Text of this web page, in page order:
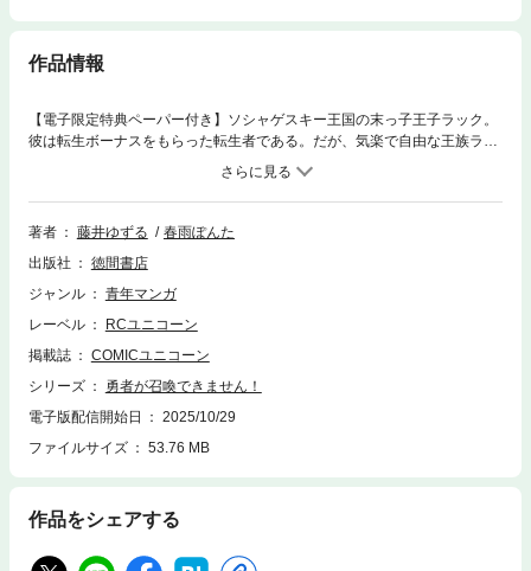
作品情報
【電子限定特典ペーパー付き】ソシャゲスキー王国の末っ子王子ラック。
彼は転生ボーナスをもらった転生者である。だが、気楽で自由な王族ライ
フを過ごせるかと思ったら、生まれたのは魔王軍と人類が戦っている物騒
な世界。ラックは16歳の成人を迎え、召喚魔法が正式に解禁になったこと
で、勇者召喚に望みを賭ける。しかし、SSR以上の確定演出が魔法陣に現
れるものの、召喚されるのは、見た目も中身もクセの強すぎる変態美女ば
ての評判も毎度ダダ下がり。それでも、勇者召喚の際に与えられていたチ
ート能力だけは本物。なんだかんだと彼女たちの面倒を見てくれる彼への
たのである。
著者 藤井ゆずる
春雨ぽんた
出版社
徳間書店
ジャンル
青年マンガ
レーベル
RCユニコーン
掲載誌
COMICユニコーン
シリーズ
勇者が召喚できません！
電子版配信開始日
2025/10/29
ファイルサイズ
53.76 MB
作品をシェアする